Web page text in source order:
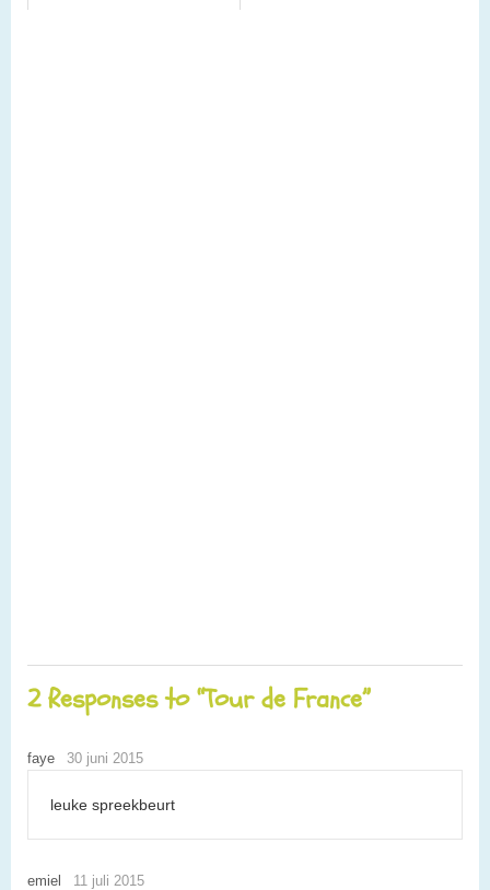
2 Responses to “Tour de France”
faye 30 juni 2015
leuke spreekbeurt
emiel 11 juli 2015